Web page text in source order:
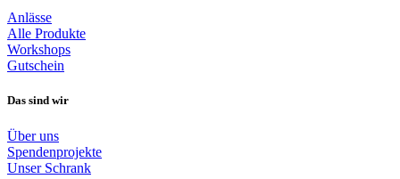
Anlässe
Alle Produkte
Workshops
Gutschein
Das sind wir
Über uns
Spendenprojekte
Unser Schrank